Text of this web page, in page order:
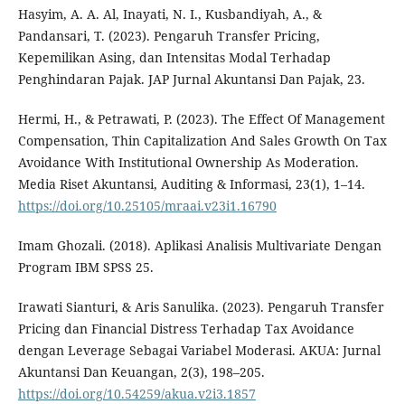
Hasyim, A. A. Al, Inayati, N. I., Kusbandiyah, A., &
Pandansari, T. (2023). Pengaruh Transfer Pricing,
Kepemilikan Asing, dan Intensitas Modal Terhadap
Penghindaran Pajak. JAP Jurnal Akuntansi Dan Pajak, 23.
Hermi, H., & Petrawati, P. (2023). The Effect Of Management
Compensation, Thin Capitalization And Sales Growth On Tax
Avoidance With Institutional Ownership As Moderation.
Media Riset Akuntansi, Auditing & Informasi, 23(1), 1–14.
https://doi.org/10.25105/mraai.v23i1.16790
Imam Ghozali. (2018). Aplikasi Analisis Multivariate Dengan
Program IBM SPSS 25.
Irawati Sianturi, & Aris Sanulika. (2023). Pengaruh Transfer
Pricing dan Financial Distress Terhadap Tax Avoidance
dengan Leverage Sebagai Variabel Moderasi. AKUA: Jurnal
Akuntansi Dan Keuangan, 2(3), 198–205.
https://doi.org/10.54259/akua.v2i3.1857